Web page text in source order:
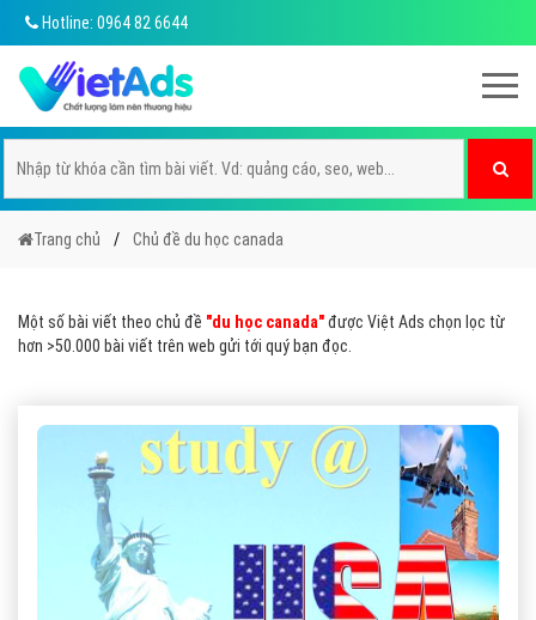
Hotline: 0964 82 6644
Trang chủ Chủ đề du học canada
Một số bài viết theo chủ đề "du học canada"được Việt Ads chọn lọc từ
hơn >50.000 bài viết trên web gửi tới quý bạn đọc.